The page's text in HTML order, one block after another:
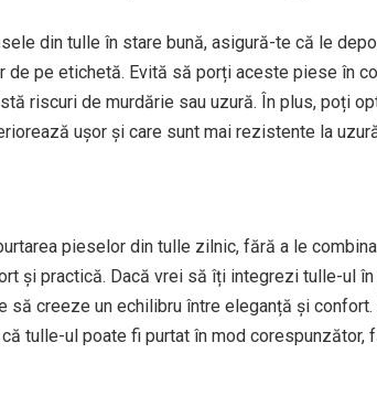
din tulle în stare bună, asigură-te că le
pe etichetă. Evită să porți aceste piese în
riscuri de murdărie sau uzură. În plus, poți
ușor și care sunt mai rezistente la
pieselor din tulle zilnic, fără a le
și practică. Dacă vrei să îți integrezi tulle-ul
creeze un echilibru între eleganță și confort.
tulle-ul poate fi purtat în mod corespunzător,